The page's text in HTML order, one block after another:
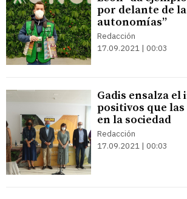
por delante de
autonomías”
Redacción
17.09.2021 | 00:03
Gadis ensalza el
positivos que las
en la sociedad
Redacción
17.09.2021 | 00:03